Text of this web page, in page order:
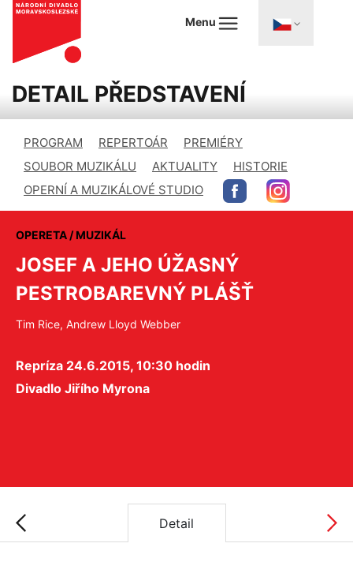
Menu
DETAIL PŘEDSTAVENÍ
PROGRAM REPERTOÁR
PREMIÉRY
SOUBOR MUZIKÁLU
AKTUALITY
HISTORIE
OPERNÍ A MUZIKÁLOVÉ STUDIO
OPERETA / MUZIKÁL
JOSEF A JEHO ÚŽASNÝ
PESTROBAREVNÝ PLÁŠŤ
Tim Rice, Andrew Lloyd Webber
Repríza 24.6.2015, 10:30 hodin
Divadlo Jiřího Myrona
Detail